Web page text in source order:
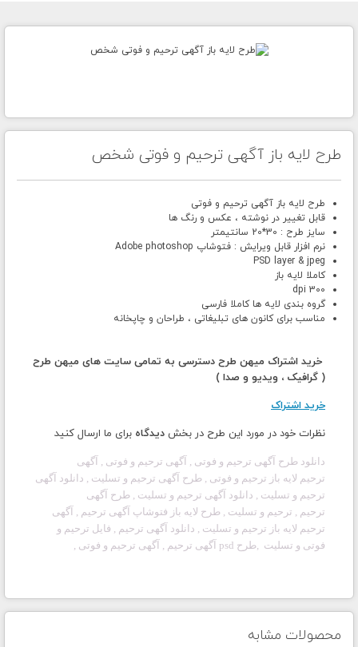
طرح لایه باز آگهی ترحیم و فوتی شخص
طرح لایه باز آگهی ترحیم و فوتی
قابل تغییر در نوشته ، عکس و رنگ ها
سایز طرح : 30*20 سانتیمتر
نرم افزار قابل ویرایش : فتوشاپ Adobe photoshop
PSD layer & jpeg
کاملا لایه باز
300 dpi
گروه بندی لایه ها کاملا فارسی
مناسب برای کانون های تبلیغاتی ، طراحان و چاپخانه
خرید اشتراک میهن طرح دسترسی به تمامی سایت های میهن طرح
( گرافیک ، ویدیو و صدا )
خرید اشتراک
نظرات خود در مورد این طرح در بخش دیدگاه برای ما ارسال کنید
دانلود طرح آگهی ترحیم و فوتی , آگهی ترحیم و فوتی , آگهی
ترحیم لایه باز ترحیم و فوتی , طرح آگهی ترحیم و تسلیت , دانلود آگهی
ترحیم و تسلیت , دانلود آگهی ترحیم و تسلیت , طرح آگهی
ترحیم , ترحیم و تسلیت , طرح لایه باز فتوشاپ آگهی ترحیم , آگهی
ترحیم لایه باز ترحیم و تسلیت , دانلود آگهی ترحیم , فایل ترحیم و
فوتی و تسلیت ,طرح psd آگهی ترحیم , آگهی ترحیم و فوتی ,
محصولات مشابه